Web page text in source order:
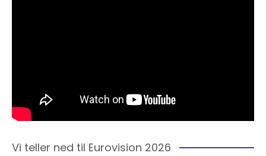
Vi teller ned til Eurovision 2026